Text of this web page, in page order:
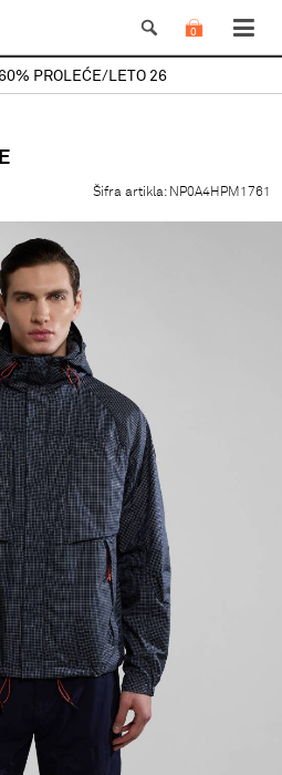
0
PROLEĆE/LETO 26
Šifra artikla: NP0A4HPM1761